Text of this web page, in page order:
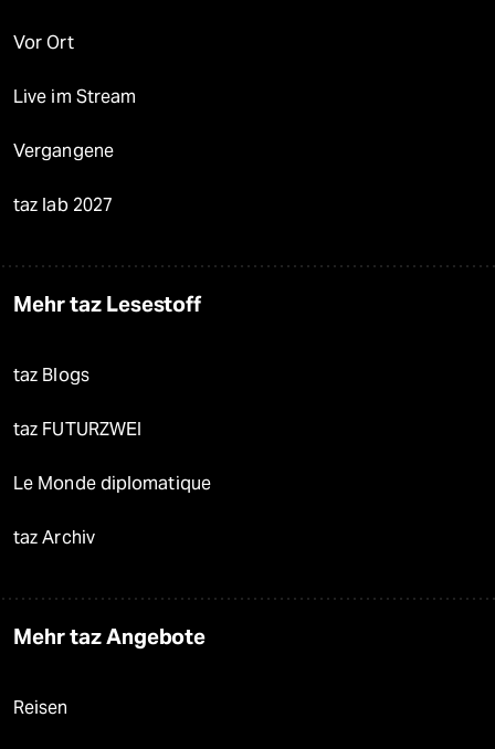
Vor Ort
Live im Stream
Vergangene
taz lab 2027
Mehr taz Lesestoff
taz Blogs
taz FUTURZWEI
Le Monde diplomatique
taz Archiv
Mehr taz Angebote
Reisen